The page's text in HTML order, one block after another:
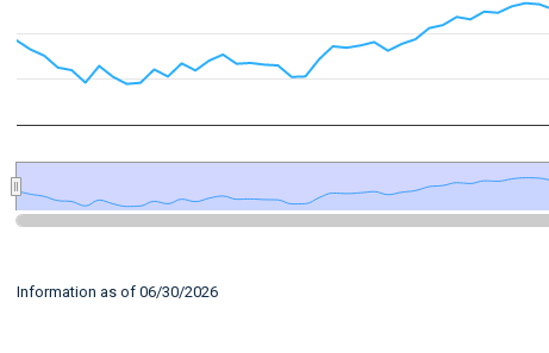
The chart has 2 X axes displaying Time, and navigator-x-axis.
The chart has 2 Y axes displaying values, and navigator-y-axis.
Information as of 06/30/2026